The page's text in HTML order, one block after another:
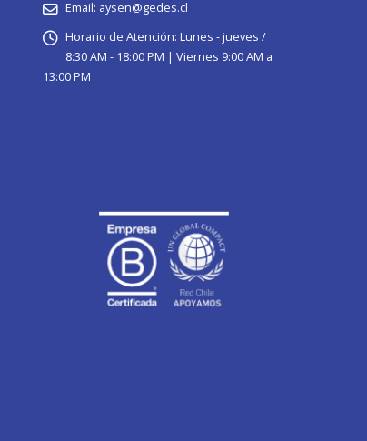
Email: aysen@gedes.cl
Horario de Atención: Lunes - jueves /
8:30 AM - 18:00 PM | Viernes 9:00 AM a
13:00 PM